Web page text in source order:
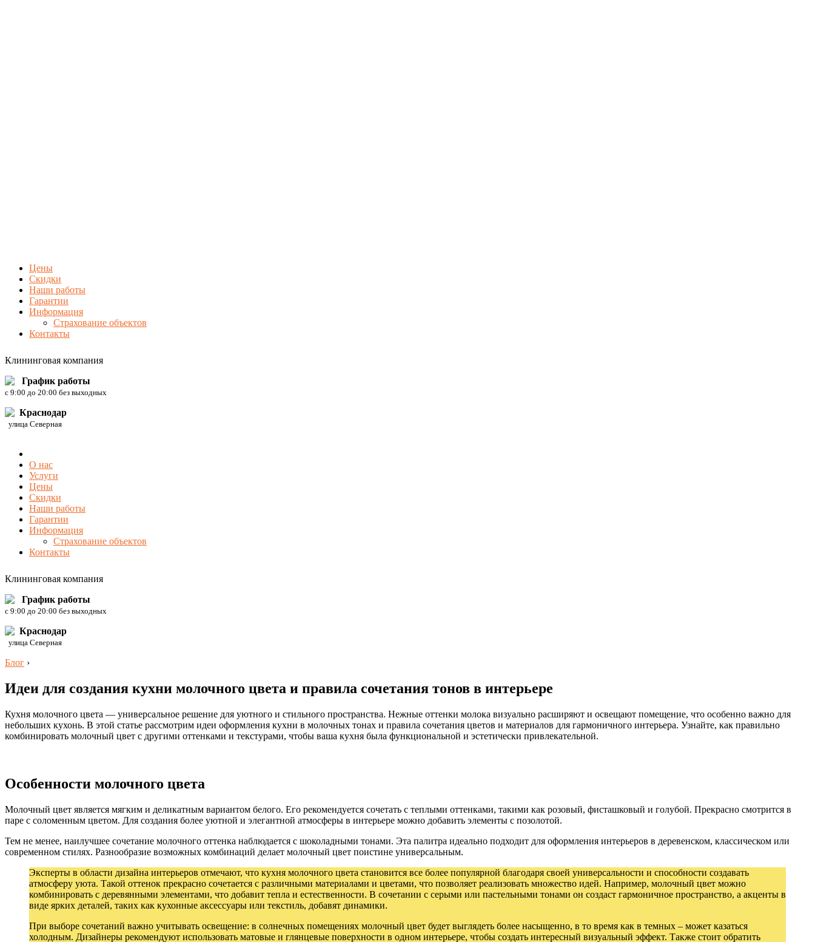
Цены
Скидки
Наши работы
Гарантии
Информация
Страхование объектов
Контакты
Клининговая компания
График работы
c 9:00 до 20:00 без выходных
Краснодар
улица Северная
О нас
Услуги
Цены
Скидки
Наши работы
Гарантии
Информация
Страхование объектов
Контакты
Клининговая компания
График работы
c 9:00 до 20:00 без выходных
Краснодар
улица Северная
Блог ›
Идеи для создания кухни молочного цвета и правила сочетания тонов в интерьере
Кухня молочного цвета — универсальное решение для уютного и стильного пространства. Нежные оттенки молока визуально расширяют и освещают помещение, что особенно важно для
небольших кухонь. В этой статье рассмотрим идеи оформления кухни в молочных тонах и правила сочетания цветов и материалов для гармоничного интерьера. Узнайте, как правильно
комбинировать молочный цвет с другими оттенками и текстурами, чтобы ваша кухня была функциональной и эстетически привлекательной.
Особенности молочного цвета
Молочный цвет является мягким и деликатным вариантом белого. Его рекомендуется сочетать с теплыми оттенками, такими как розовый, фисташковый и голубой. Прекрасно смотрится в
паре с соломенным цветом. Для создания более уютной и элегантной атмосферы в интерьере можно добавить элементы с позолотой.
Тем не менее, наилучшее сочетание молочного оттенка наблюдается с шоколадными тонами. Эта палитра идеально подходит для оформления интерьеров в деревенском, классическом или
современном стилях. Разнообразие возможных комбинаций делает молочный цвет поистине универсальным.
Эксперты в области дизайна интерьеров отмечают, что кухня молочного цвета становится все более популярной благодаря своей универсальности и способности создавать
атмосферу уюта. Такой оттенок прекрасно сочетается с различными материалами и цветами, что позволяет реализовать множество идей. Например, молочный цвет можно
комбинировать с деревянными элементами, что добавит тепла и естественности. В сочетании с серыми или пастельными тонами он создаст гармоничное пространство, а акценты в
виде ярких деталей, таких как кухонные аксессуары или текстиль, добавят динамики.
При выборе сочетаний важно учитывать освещение: в солнечных помещениях молочный цвет будет выглядеть более насыщенно, в то время как в темных – может казаться
холодным. Дизайнеры рекомендуют использовать матовые и глянцевые поверхности в одном интерьере, чтобы создать интересный визуальный эффект. Также стоит обратить